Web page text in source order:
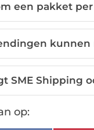
een pakket
SME Shipping
op: